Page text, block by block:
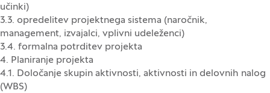
učinki)
3.3. opredelitev projektnega sistema (naročnik,
management, izvajalci, vplivni udeleženci)
3.4. formalna potrditev projekta
4. Planiranje projekta
4.1. Določanje skupin aktivnosti, aktivnosti in delovnih nalog
(WBS)